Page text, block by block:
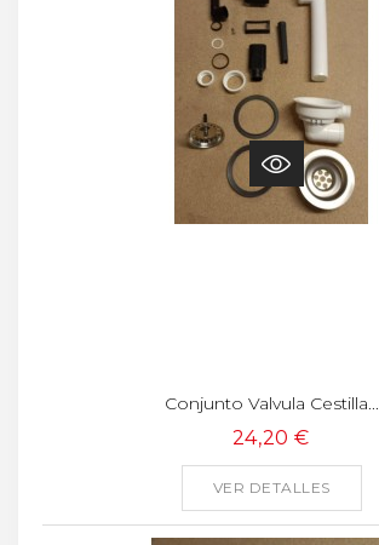
Conjunto Valvula Cestilla...
24,20 €
VER DETALLES